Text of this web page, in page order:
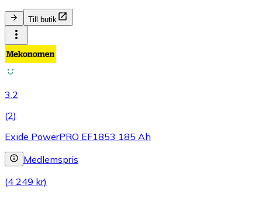
Till butik
3.2
(2)
Exide PowerPRO EF1853 185 Ah
Medlemspris
(4 249 kr)